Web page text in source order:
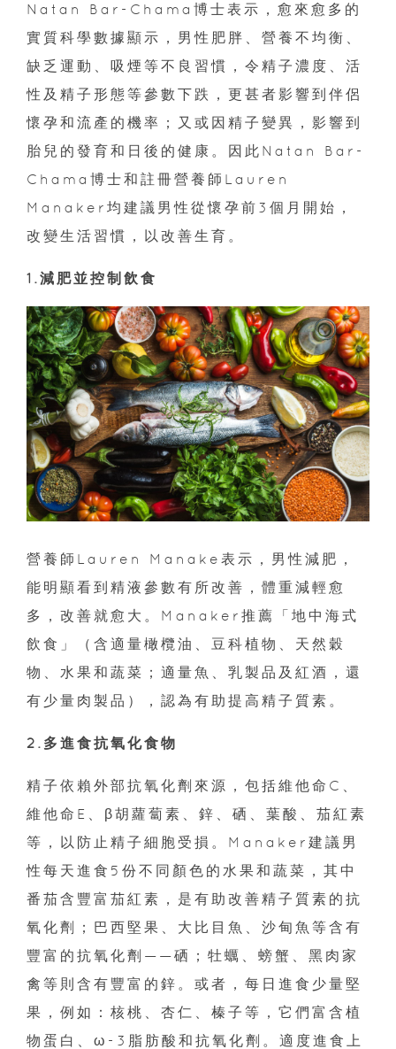
Natan Bar-Chama博士表示，愈來愈多的
實質科學數據顯示，男性肥胖、營養不均衡、
缺乏運動、吸煙等不良習慣，令精子濃度、活
性及精子形態等參數下跌，更甚者影響到伴侶
懷孕和流產的機率；又或因精子變異，影響到
胎兒的發育和日後的健康。因此Natan Bar-
Chama博士和註冊營養師Lauren
Manaker均建議男性從懷孕前3個月開始，
改變生活習慣，以改善生育。
1.減肥並控制飲食
營養師Lauren Manake表示，男性減肥，
能明顯看到精液參數有所改善，體重減輕愈
多，改善就愈大。Manaker推薦「地中海式
飲食」（含適量橄欖油、豆科植物、天然穀
物、水果和蔬菜；適量魚、乳製品及紅酒，還
有少量肉製品），認為有助提高精子質素。
2.多進食抗氧化食物
精子依賴外部抗氧化劑來源，包括維他命C、
維他命E、β胡蘿蔔素、鋅、硒、葉酸、茄紅素
等，以防止精子細胞受損。Manaker建議男
性每天進食5份不同顏色的水果和蔬菜，其中
番茄含豐富茄紅素，是有助改善精子質素的抗
氧化劑；巴西堅果、大比目魚、沙甸魚等含有
豐富的抗氧化劑——硒；牡蠣、螃蟹、黑肉家
禽等則含有豐富的鋅。或者，每日進食少量堅
果，例如：核桃、杏仁、榛子等，它們富含植
物蛋白、ω-3脂肪酸和抗氧化劑。適度進食上